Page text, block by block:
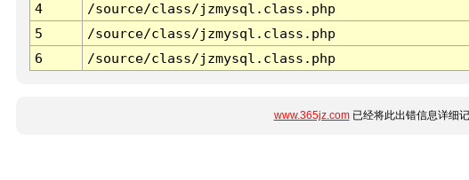
4
/source/class/jzmysql.class.php
5
/source/class/jzmysql.class.php
6
/source/class/jzmysql.class.php
www.365jz.com已经将此出错信息详细